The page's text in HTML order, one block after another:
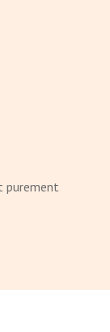
purement